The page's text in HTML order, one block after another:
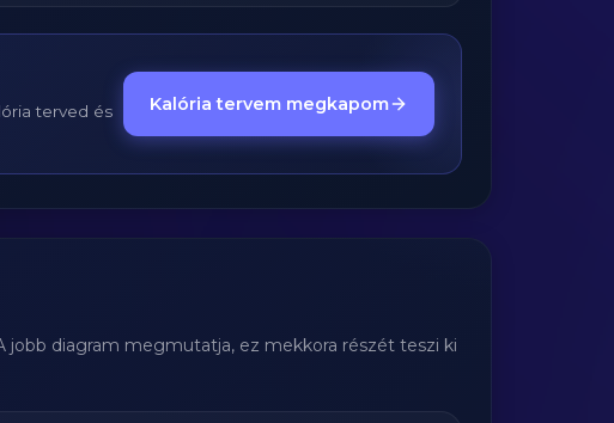
terved és
Kalória tervem megkapom
jobb diagram megmutatja, ez mekkora részét teszi ki